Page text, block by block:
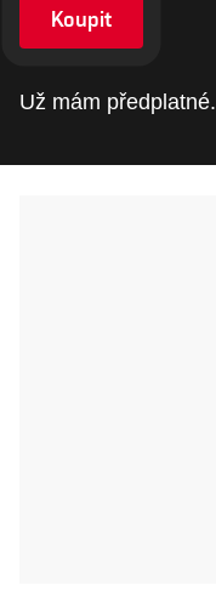
Koupit
Už mám předplatné.